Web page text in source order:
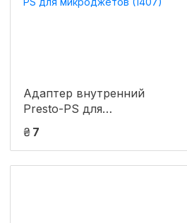
Адаптер внутренний
Presto-PS для
микроджетов (1407)
₴ 7